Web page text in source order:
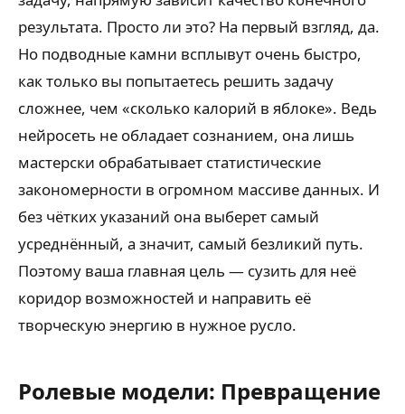
результата. Просто ли это? На первый взгляд, да.
Но подводные камни всплывут очень быстро,
как только вы попытаетесь решить задачу
сложнее, чем «сколько калорий в яблоке». Ведь
нейросеть не обладает сознанием, она лишь
мастерски обрабатывает статистические
закономерности в огромном массиве данных. И
без чётких указаний она выберет самый
усреднённый, а значит, самый безликий путь.
Поэтому ваша главная цель — сузить для неё
коридор возможностей и направить её
творческую энергию в нужное русло.
Ролевые модели: Превращение